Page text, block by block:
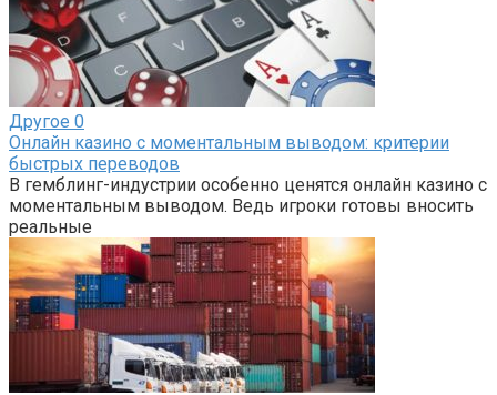
Другое 0
Онлайн казино с моментальным выводом: критерии
быстрых переводов
В гемблинг-индустрии особенно ценятся онлайн казино с
моментальным выводом. Ведь игроки готовы вносить
реальные